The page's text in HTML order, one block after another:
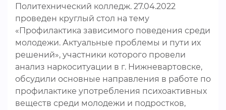
Политехнический колледж. 27.04.2022
проведен круглый стол на тему
«Профилактика зависимого поведения среди
молодежи. Актуальные проблемы и пути их
решений», участники которого провели
анализ наркоситуации в г. Нижневартовске,
обсудили основные направления в работе по
профилактике употребления психоактивных
веществ среди молодежи и подростков,